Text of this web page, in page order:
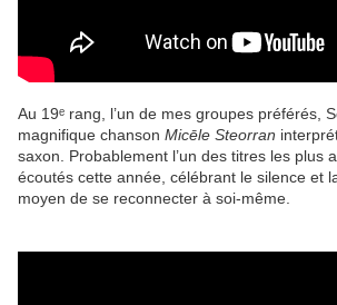
Au 19ᵉ rang, l’un de mes groupes préférés,
magnifique chanson Micēle Steorran
saxon. Probablement l’un des titres les plus
écoutés cette année, célébrant le silence et
moyen de se reconnecter à soi-même.